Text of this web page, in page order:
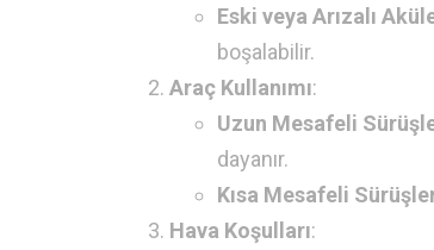
Eski veya Arızalı
boşalabilir.
Araç Kullanımı:
Uzun Mesafeli
dayanır.
Kısa Mesafeli
Hava Koşulları: